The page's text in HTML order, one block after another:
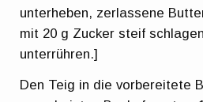
unterheben, zerlassene
mit 20 g Zucker steif
unterrühren.]
Den Teig in die vorbereitete